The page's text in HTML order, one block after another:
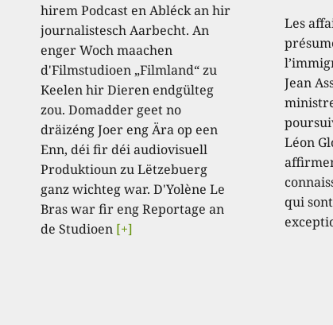
hirem Podcast en Abléck an hir
journalistesch Aarbecht. An
enger Woch maachen
d'Filmstudioen „Filmland“ zu
Keelen hir Dieren endgülteg
zou. Domadder geet no
dräizéng Joer eng Ära op een
Enn, déi fir déi audiovisuell
Produktioun zu Lëtzebuerg
ganz wichteg war. D'Yolène Le
Bras war fir eng Reportage an
de Studioen [+]
Les
Jean
Léon
qui